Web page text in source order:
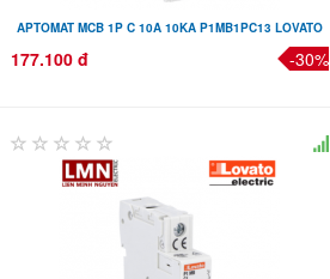
APTOMAT MCB 1P C 10A 10KA P1MB1PC13 LOVATO
177.100 đ -30%